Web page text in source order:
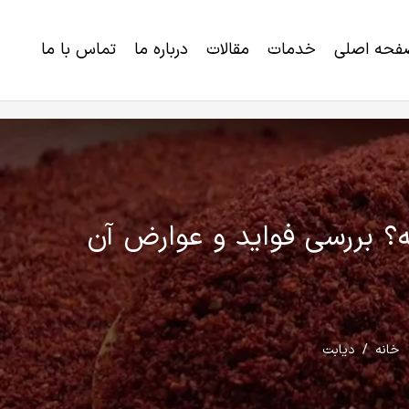
اصلی خدمات مقالات درباره ما تماس با ما
بررسی فواید و عوارض آن
خانه / دیابت